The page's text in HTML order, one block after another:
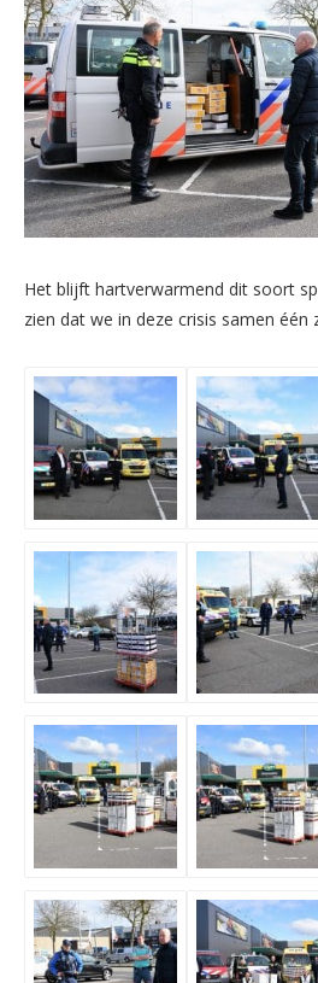
Het blijft hartverwarmend dit soort
zien dat we in deze crisis samen één